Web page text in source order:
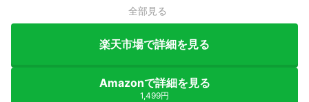
全部見る
楽天市場で詳細を見る
Amazonで詳細を見る
1,499円